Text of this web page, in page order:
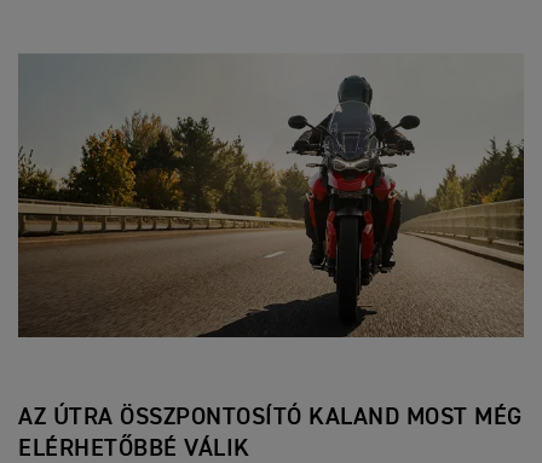
AZ ÚTRA ÖSSZPONTOSÍTÓ KALAND MOST MÉG
ELÉRHETŐBBÉ VÁLIK